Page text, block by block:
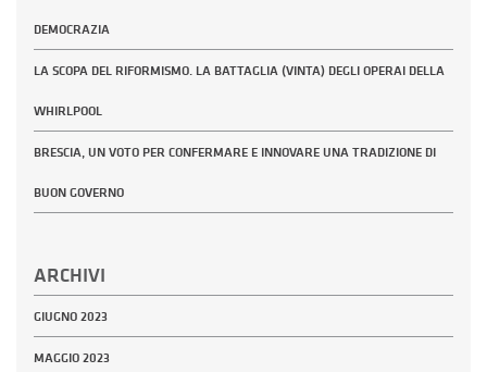
DEMOCRAZIA
LA SCOPA DEL RIFORMISMO. LA BATTAGLIA (VINTA) DEGLI OPERAI DELLA
WHIRLPOOL
BRESCIA, UN VOTO PER CONFERMARE E INNOVARE UNA TRADIZIONE DI
BUON GOVERNO
ARCHIVI
GIUGNO 2023
MAGGIO 2023